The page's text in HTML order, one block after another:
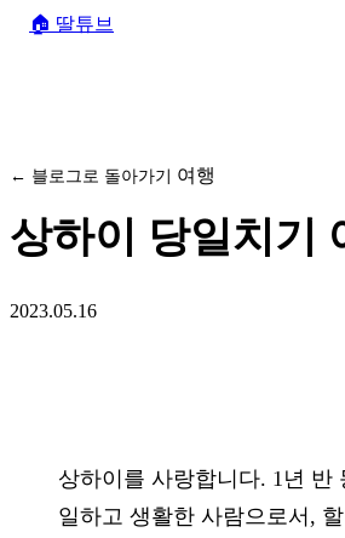
🏠 딸튜브
← 블로그로 돌아가기 여행
상하이 당일치기
2023.05.16
상하이를 사랑합니다. 1년 반
일하고 생활한 사람으로서,